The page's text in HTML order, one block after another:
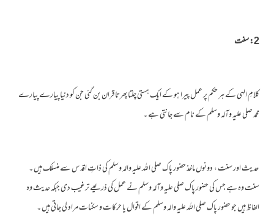
2: سنت
کلامِ الہی کے ہر حکم پر عمل پیرا ہو کے ایک ہستی چلتا پھرتا قران بن گئی جن کو دنیا پیارے پیارے
محمد صلی علیہ وآلہ وسلم کے نام سے جانتی ہے ۔
حدیث اور سنت ، دونوں ماخذ حضور پاک صلی اللہ علیہ والہ وسلم کی ذاتِ اقدس سے منسلک ہیں ۔
سنت وہ ہے جس کی حضور پاک صلی علیہ وآلہ وسلم نے عمل کی ذریعے ترغیب دی جبکہ حدیث وہ
الفاظ ہیں جو حضور پاک صلی اللہ علیہ والہ وسلم کے اقوال یا حرکات و سکنات مراد لی جاتی ہیں ۔